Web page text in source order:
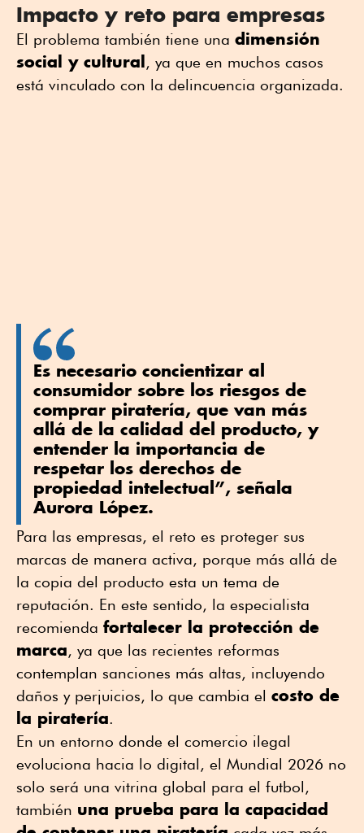
Impacto y reto para empresas
El problema también tiene una dimensión
social y cultural , ya que en muchos casos
está vinculado con la delincuencia organizada.
Es necesario concientizar al
consumidor sobre los riesgos de
comprar piratería, que van más
allá de la calidad del producto, y
entender la importancia de
respetar los derechos de
propiedad intelectual”, señala
Aurora López.
Para las empresas, el reto es proteger sus
marcas de manera activa, porque más allá de
la copia del producto esta un tema de
reputación. En este sentido, la especialista
recomienda fortalecer la protección de
marca, ya que las recientes reformas
contemplan sanciones más altas, incluyendo
daños y perjuicios, lo que cambia el costo de
la piratería.
En un entorno donde el comercio ilegal
evoluciona hacia lo digital, el Mundial 2026 no
solo será una vitrina global para el futbol,
también una prueba para la capacidad